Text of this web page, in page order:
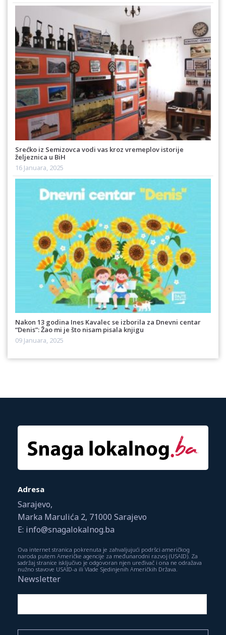
Srećko iz Semizovca vodi vas kroz vremeplov istorije
željeznica u BiH
16 Januara, 2025
Nakon 13 godina Ines Kavalec se izborila za Dnevni centar
“Denis”: Žao mi je što nisam pisala knjigu
09 Januara, 2025
Adresa
Sarajevo,
Marka Marulića 2, 71000 Sarajevo
E: info@snagalokalnog.ba
Ova internet stranica pokrenuta je zahvaljujući podršci američkog
naroda putem Američke agencije za međunarodni razvoj (USAID). Za
sadržaj stranice isključivo je odgovoran njen uređivač i ona ne odražava
nužno stavove USAID-a ili Vlade Sjedinjenih Američkih Država.
Newsletter